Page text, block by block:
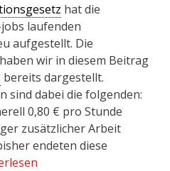
hat die
laufenden
aufgestellt. Die
wir in diesem Beitrag
bereits dargestellt.
sind dabei die folgenden:
0,80 € pro Stunde
zusätzlicher Arbeit
endeten diese